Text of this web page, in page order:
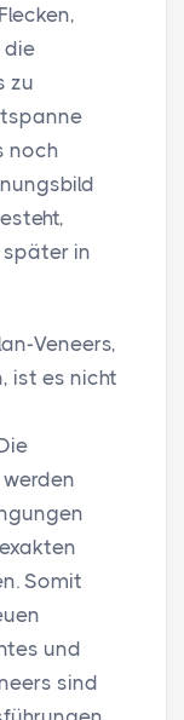
die
zu
noch
später in
Veneers,
ist es nicht
Somit
und
sind